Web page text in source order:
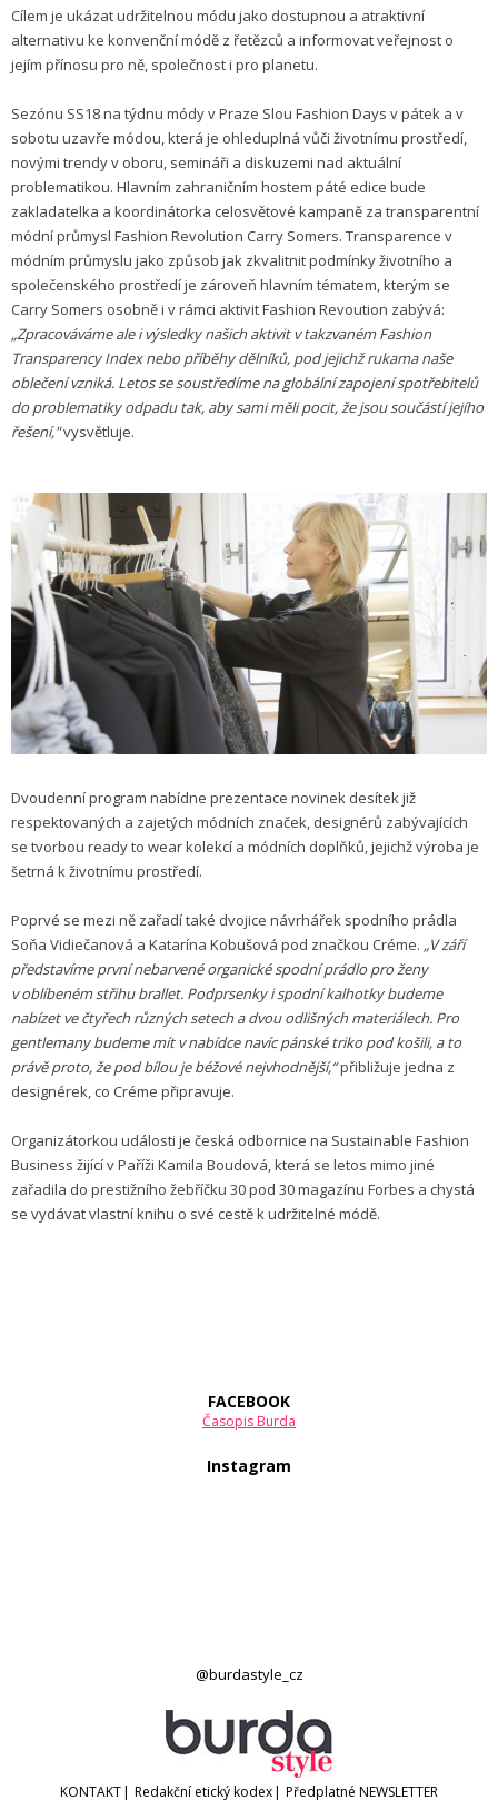
Cílem je ukázat udržitelnou módu jako dostupnou a atraktivní
alternativu ke konvenční módě z řetězců a informovat veřejnost o
jejím přínosu pro ně, společnost i pro planetu.
Sezónu SS18 na týdnu módy v Praze Slou Fashion Days v pátek a v
sobotu uzavře módou, která je ohleduplná vůči životnímu prostředí,
novými trendy v oboru, semináři a diskuzemi nad aktuální
problematikou. Hlavním zahraničním hostem páté edice bude
zakladatelka a koordinátorka celosvětové kampaně za transparentní
módní průmysl Fashion Revolution Carry Somers. Transparence v
módním průmyslu jako způsob jak zkvalitnit podmínky životního a
společenského prostředí je zároveň hlavním tématem, kterým se
Carry Somers osobně i v rámci aktivit Fashion Revoution zabývá:
„Zpracováváme ale i výsledky našich aktivit v takzvaném Fashion
Transparency Index nebo příběhy dělníků, pod jejichž rukama naše
oblečení vzniká. Letos se soustředíme na globální zapojení spotřebitelů
do problematiky odpadu tak, aby sami měli pocit, že jsou součástí jejího
řešení,"vysvětluje.
Dvoudenní program nabídne prezentace novinek desítek již
respektovaných a zajetých módních značek, designérů zabývajících
se tvorbou ready to wear kolekcí a módních doplňků, jejichž výroba je
šetrná k životnímu prostředí.
Poprvé se mezi ně zařadí také dvojice návrhářek spodního prádla
Soňa Vidiečanová a Katarína Kobušová pod značkou Créme. „V září
představíme první nebarvené organické spodní prádlo pro ženy
v oblíbeném střihu brallet. Podprsenky i spodní kalhotky budeme
nabízet ve čtyřech různých setech a dvou odlišných materiálech. Pro
gentlemany budeme mít v nabídce navíc pánské triko pod košili, a to
právě proto, že pod bílou je béžové nejvhodnější,“přibližuje jedna z
designérek, co Créme připravuje.
Organizátorkou události je česká odbornice na Sustainable Fashion
Business žijící v Paříži Kamila Boudová, která se letos mimo jiné
zařadila do prestižního žebříčku 30 pod 30 magazínu Forbes a chystá
se vydávat vlastní knihu o své cestě k udržitelné módě.
FACEBOOK
Časopis Burda
Instagram
@burdastyle_cz
KONTAKT| Redakční etický kodex| Předplatné NEWSLETTER